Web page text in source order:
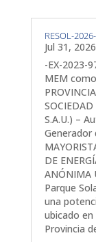
RESOL-
Jul 31, 2026
-EX-2023-
MEM
S.A.U.) –
Generador
DE
ANÓNIMA
Parque
una
ubicado
Provincia